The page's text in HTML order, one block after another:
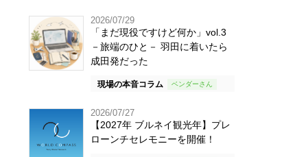
2026/07/29
「まだ現役ですけど何か」vol.3
－旅端のひと－ 羽田に着いたら
成田発だった
現場の本音コラム
2026/07/27
【2027年 ブルネイ観光年】プレ
ローンチセレモニーを開催！